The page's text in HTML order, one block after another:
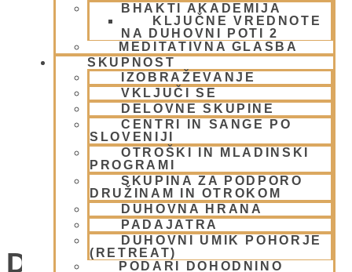
BHAKTI AKADEMIJA
KLJUČNE VREDNOTE
NA DUHOVNI POTI 2
MEDITATIVNA GLASBA
SKUPNOST
IZOBRAŽEVANJE
VKLJUČI SE
DELOVNE SKUPINE
CENTRI IN SANGE PO
SLOVENIJI
OTROŠKI IN MLADINSKI
PROGRAMI
SKUPINA ZA PODPORO
DRUŽINAM IN OTROKOM
DUHOVNA HRANA
PADAJATRA
DUHOVNI UMIK POHORJE
(RETREAT)
PODARI DOHODNINO
UMIK POHORJE SMOLNIK
Dogodki